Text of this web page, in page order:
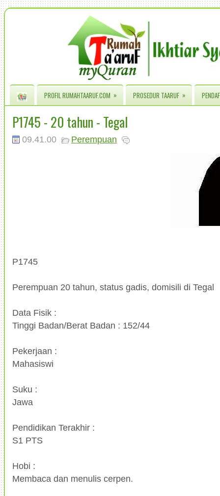
PROFIL RUMAHTAARUF.COM » PROSEDUR TAARUF »
P1745 - 20 tahun - Tegal
09.41.00 Perempuan
P1745
Perempuan 20 tahun, status gadis, domisili di Tegal
Data Fisik :
Tinggi Badan/Berat Badan : 152/44
Pekerjaan :
Mahasiswi
Suku :
Jawa
Pendidikan Terakhir :
S1 PTS
Hobi :
Membaca dan menulis cerpen.